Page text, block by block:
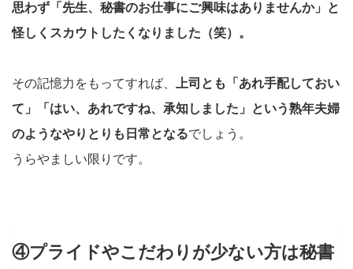
思わず「先生、秘書のお仕事にご興味はありませんか」と
怪しくスカウトしたくなりました（笑）。
その記憶力をもってすれば、 上司とも「あれ手配しておい
て」「はい、あれですね、承知しました」という熟年夫婦
のようなやりとりも日常となるでしょう。
うらやましい限りです。
④プライドやこだわりが少ない方は秘書